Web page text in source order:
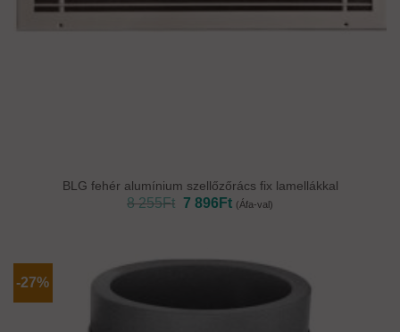
BLG fehér alumínium szellőzőrács fix lamellákkal
8 255Ft Original
7 896 FtCurrent
price
(Áfa-val)
-27%